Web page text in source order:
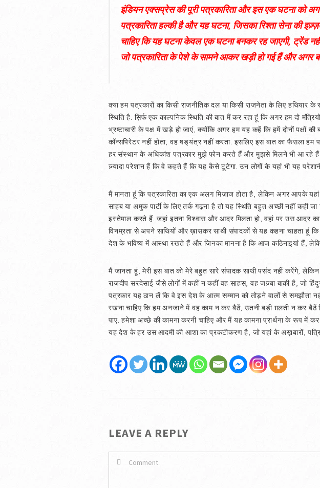
इंडियन एक्सप्रेस की पूरी पत्रकारिता और इस एक घटना को
पत्रकारिता हल्की है और यह घटना, जिसका रिश्ता सेना की
चाहिए कि यह घटना केवल एक घटना बनकर रह जाएगी, ट्रेंड
जो पत्रकारिता के पेशे के सामने आकर खड़ी हो गई हैं और अगर
क्या हम पत्रकारों का किसी राजनीतिक दल या किसी राजनेता के लिए
स्थिति है. स़िर्फ एक काल्पनिक स्थिति की बात मैं कर रहा हूं कि अगर हम दो
भ्रष्टाचारी के पक्ष में खड़े हो जाएं, क्योंकि अगर हम यह कहें कि हमें दोनों पक्षों
कॉन्सपिरेटर नहीं होता, वह षड्‌यंत्र नहीं करता. इसलिए इस बात का फैसला
हर संस्थान के अधिकांश पत्रकार मुझे फोन करते हैं और मुझसे मिलने भी आ रहे
ज़्यादा परेशान हैं कि वे कहते हैं कि यह कैसे टूटेगा. उन लोगों के यहां भी यह
मैं मानता हूं कि पत्रकारिता का एक अलग मिज़ाज होता है, लेकिन अगर आपके
साहब या अमुक पार्टी के लिए तर्क गढ़ना है तो यह स्थिति बहुत अच्छी नहीं
इस्तेमाल करते हैं. जहां इतना विश्वास और आदर मिलता हो, वहां पर उस आदर का
विनम्रता से अपने साथियों और ख़ासकर साथी संपादकों से यह कहना चाहता हूं
देश के भविष्य में आस्था रखते हैं और जिनका मानना है कि आज कठिनाइयां हैं,
मैं जानता हूं, मेरी इस बात को मेरे बहुत सारे संपादक साथी पसंद नहीं करेंगे,
राजदीप सरदेसाई जैसे लोगों में कहीं न कहीं वह साहस, वह जज़्बा बाक़ी है, जो
पत्रकार यह ठान लें कि वे इस देश के आत्म सम्मान को तोड़ने वालों से समझौता
रखना चाहिए कि हम अनजाने में वह काम न कर बैठें, उतनी बड़ी ग़लती न कर बैठें
पाए. हमेशा अच्छे की कामना करनी चाहिए और मैं यह कामना प्रार्थना के रूप में
यह देश के हर उस आदमी की आशा का प्रकटीकरण है, जो यहां के अख़बारों,
LEAVE A REPLY